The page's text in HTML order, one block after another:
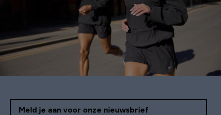
Meld je aan voor onze nieuwsbrief